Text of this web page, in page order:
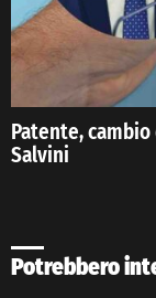
Patente,
Salvini
Potrebbero